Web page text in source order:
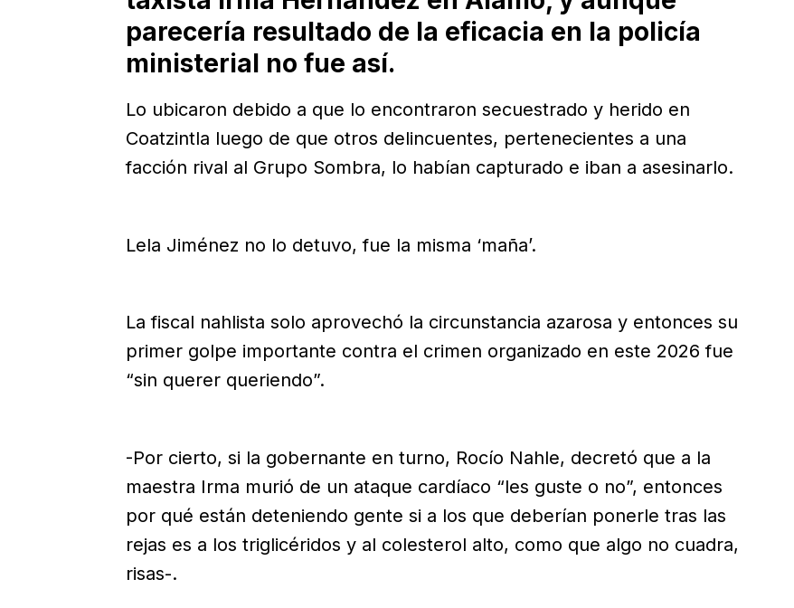
parecería resultado de la eficacia en la policía
ministerial no fue así.
Lo ubicaron debido a que lo encontraron secuestrado y herido en
Coatzintla luego de que otros delincuentes, pertenecientes a una
facción rival al Grupo Sombra, lo habían capturado e iban a asesinarlo.
Lela Jiménez no lo detuvo, fue la misma ‘maña’.
La fiscal nahlista solo aprovechó la circunstancia azarosa y entonces su
primer golpe importante contra el crimen organizado en este 2026 fue
“sin querer queriendo”.
-Por cierto, si la gobernante en turno, Rocío Nahle, decretó que a la
maestra Irma murió de un ataque cardíaco “les guste o no”, entonces
por qué están deteniendo gente si a los que deberían ponerle tras las
rejas es a los triglicéridos y al colesterol alto, como que algo no cuadra,
risas-.